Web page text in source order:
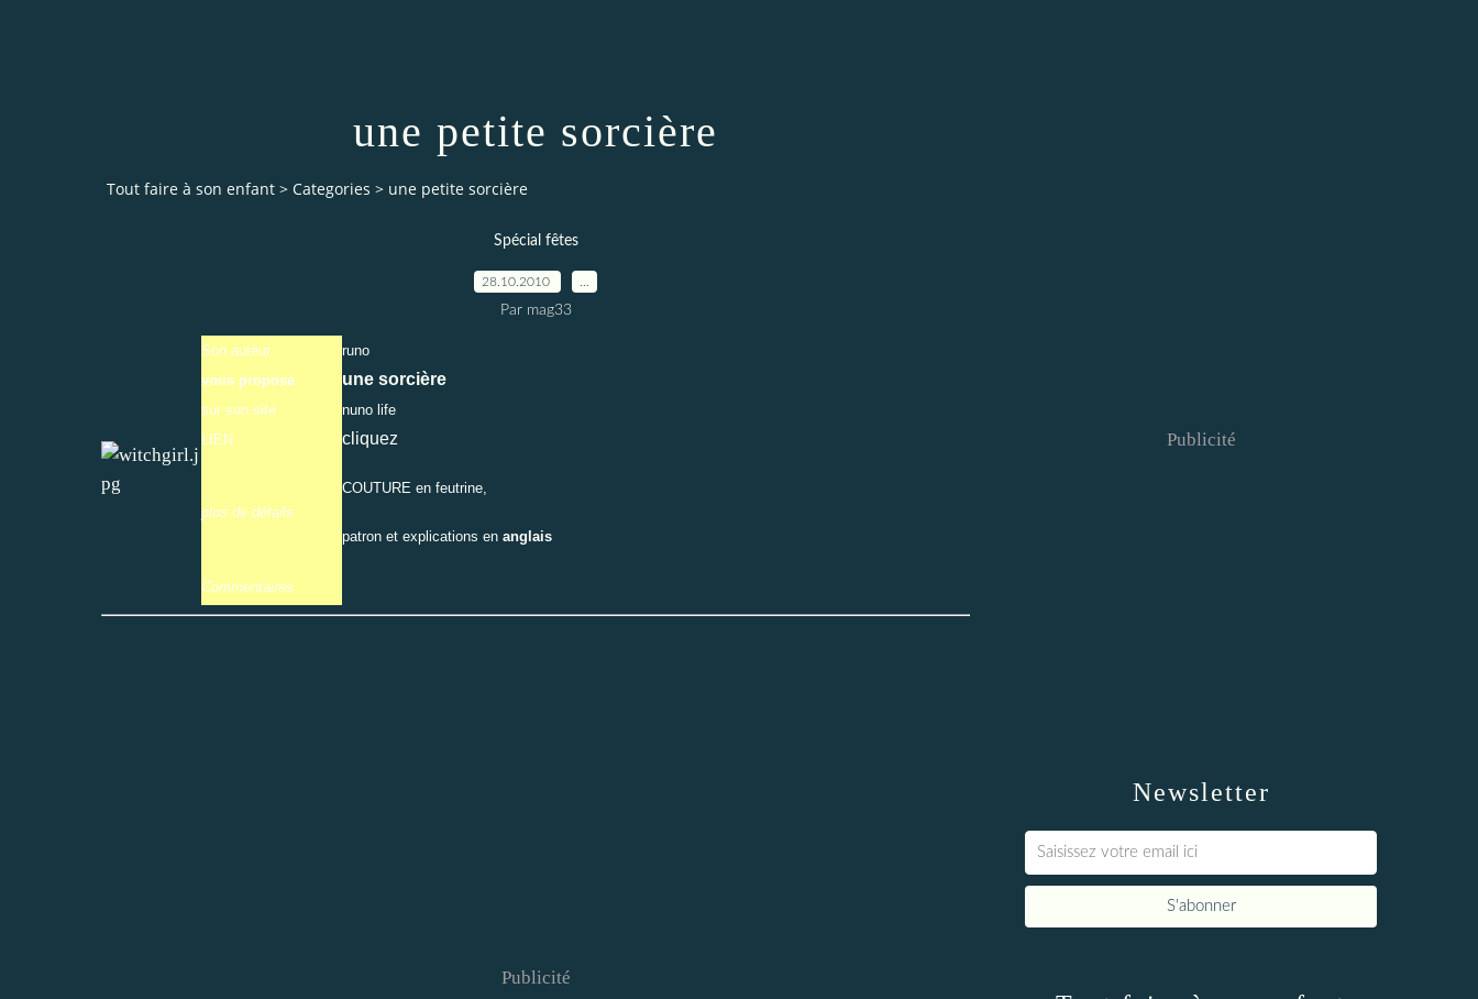
une petite sorcière
Tout faire à son enfant > Categories > une petite sorcière
Spécial fêtes
28.10.2010
Par mag33
Son auteur
runo
vous propose
une sorcière
sur son site
nuno life
LIEN
cliquez
plus de détails
COUTURE en feutrine,
patron et explications en anglais
Commentaires
Publicité
Newsletter
Publicité